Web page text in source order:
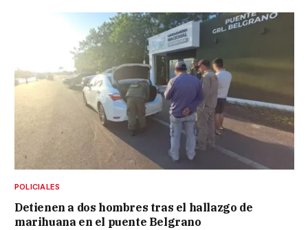
POLICIALES
Detienen a dos hombres tras el hallazgo de
marihuana en el puente Belgrano